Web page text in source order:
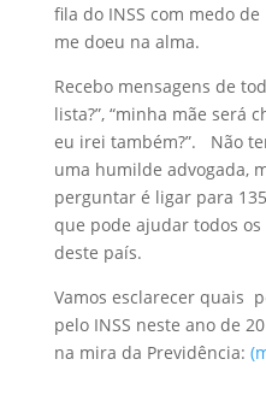
fila do INSS com medo
me doeu na alma.
Recebo mensagens de
lista?”, “minha mãe será
eu irei também?”. Não
uma humilde advogada,
perguntar é ligar para
que pode ajudar todos
deste país.
Vamos esclarecer quais
pelo INSS neste ano de
na mira da Previdência: